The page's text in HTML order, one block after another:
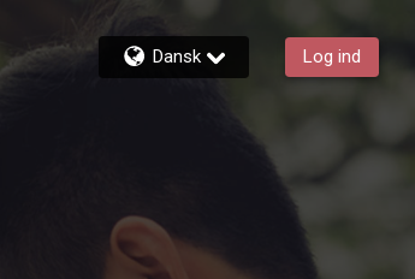
Dansk Log ind